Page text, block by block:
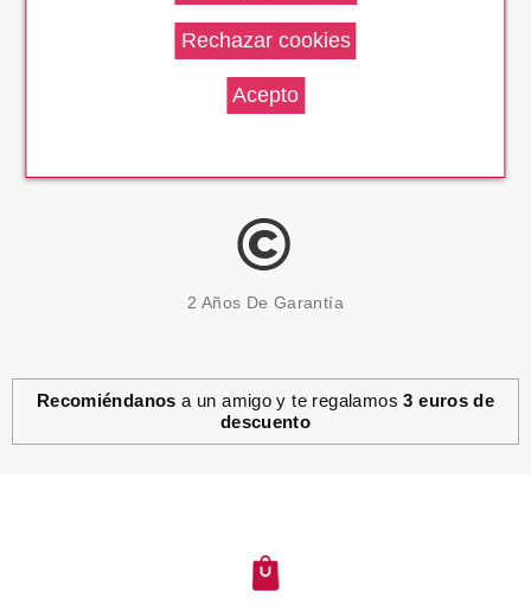
14 Días Devolución
2 Años De Garantía
Recomiéndanos a un amigo y te regalamos3 euros de
descuento